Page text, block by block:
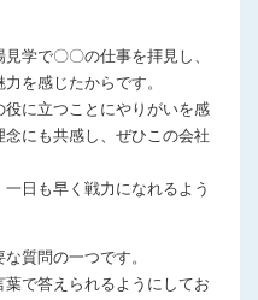
学で〇〇の仕事を拝見し、
を感じたからです。
に立つことにやりがいを感
にも共感し、ぜひこの会社
日も早く戦力になれるよう
質問の一つです。
で答えられるようにしてお